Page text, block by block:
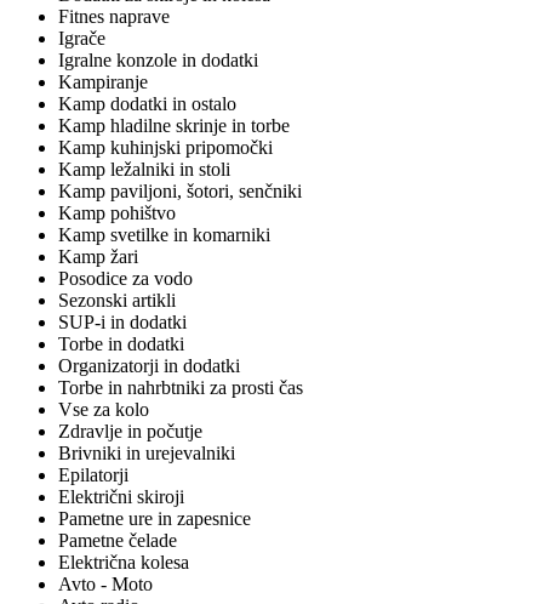
Fitnes naprave
Igrače
Igralne konzole in dodatki
Kampiranje
Kamp dodatki in ostalo
Kamp hladilne skrinje in torbe
Kamp kuhinjski pripomočki
Kamp ležalniki in stoli
Kamp paviljoni, šotori, senčniki
Kamp pohištvo
Kamp svetilke in komarniki
Kamp žari
Posodice za vodo
Sezonski artikli
SUP-i in dodatki
Torbe in dodatki
Organizatorji in dodatki
Torbe in nahrbtniki za prosti čas
Vse za kolo
Zdravlje in počutje
Brivniki in urejevalniki
Epilatorji
Električni skiroji
Pametne ure in zapesnice
Pametne čelade
Električna kolesa
Avto - Moto